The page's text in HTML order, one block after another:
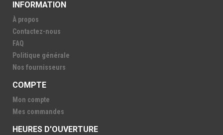
INFORMATION
À propos
Contactez-nous
FAQ
Politique générale
Nos fournisseurs
COMPTE
Mon compte
Mes commandes
HEURES D'OUVERTURE